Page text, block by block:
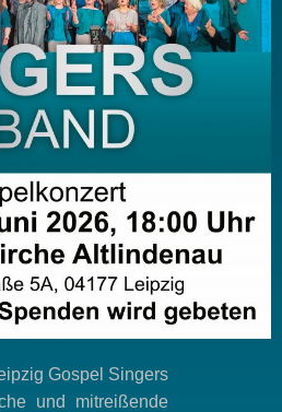
Gospel Singers
und mitreißende